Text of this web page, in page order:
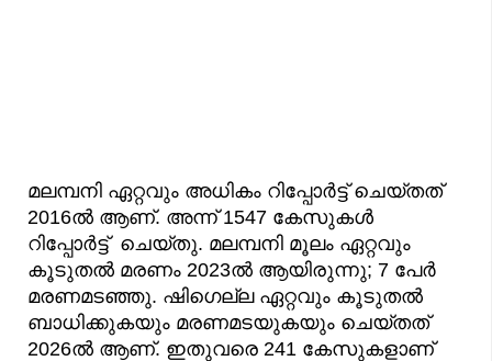
മലമ്പനി ഏറ്റവും അധികം റിപ്പോർട്ട് ചെയ്തത്
2016ൽ ആണ്. അന്ന് 1547 കേസുകൾ
റിപ്പോർട്ട് ചെയ്തു. മലമ്പനി മൂലം ഏറ്റവും
കൂടുതൽ മരണം 2023ൽ ആയിരുന്നു; 7 പേർ
മരണമടഞ്ഞു. ഷിഗെല്ല ഏറ്റവും കൂടുതൽ
ബാധിക്കുകയും മരണമടയുകയും ചെയ്തത്
2026ൽ ആണ്. ഇതുവരെ 241 കേസുകളാണ്